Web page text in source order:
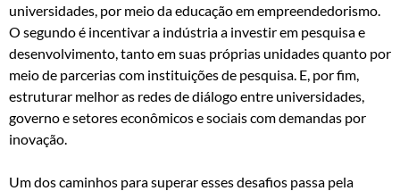
universidades, por meio da educação em empreendedorismo.
O segundo é incentivar a indústria a investir em pesquisa e
desenvolvimento, tanto em suas próprias unidades quanto por
meio de parcerias com instituições de pesquisa. E, por fim,
estruturar melhor as redes de diálogo entre universidades,
governo e setores econômicos e sociais com demandas por
inovação.
Um dos caminhos para superar esses desafios passa pela